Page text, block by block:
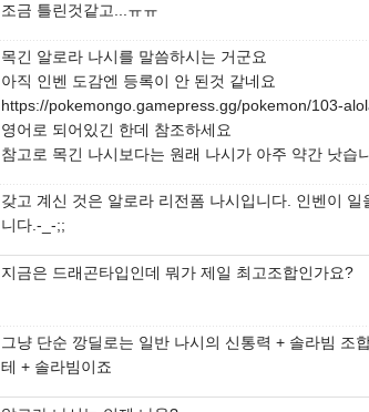
조금 틀린것같고...ㅠㅠ
목긴 알로라 나시를 말씀하시는 거군요
아직 인벤 도감엔 등록이 안 된것 같네요
https://pokemongo.gamepress.gg/pokemon/103-
영어로 되어있긴 한데 참조하세요
참고로 목긴 나시보다는 원래 나시가 아주 약간 낫습
갖고 계신 것은 알로라 리전폼 나시입니다. 인벤이 일
니다.-_-;;
지금은 드래곤타입인데 뭐가 제일 최고조합인가요?
그냥 단순 깡딜로는 일반 나시의 신통력 + 솔라빔 조
테 + 솔라빔이죠